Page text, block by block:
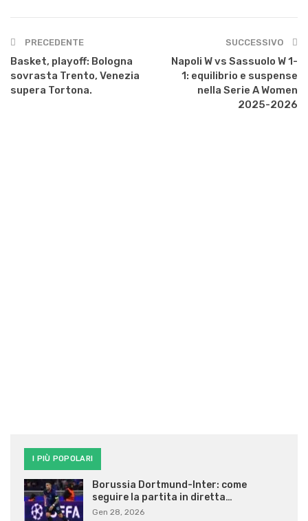
PRECEDENTE
Basket, playoff: Bologna
sovrasta Trento, Venezia
supera Tortona.
SUCCESSIVO
Napoli W vs Sassuolo W 1-
1: equilibrio e suspense
nella Serie A Women
2025-2026
I PIÙ POPOLARI
Borussia Dortmund-Inter: come
seguire la partita in diretta…
Gen 28, 2026